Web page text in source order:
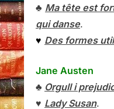
♣ Ma tête est
qui danse.
♥ Des formes
Jane Austen
♣ Orgull i
♥ Lady Susan.